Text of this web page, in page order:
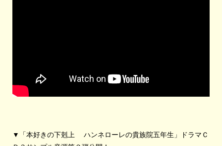
▼「本好きの下剋上 ハンネローレの貴族院五年生」ドラマＣ